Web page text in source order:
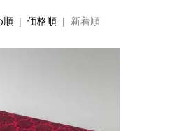
順 | 価格順 | 新着順